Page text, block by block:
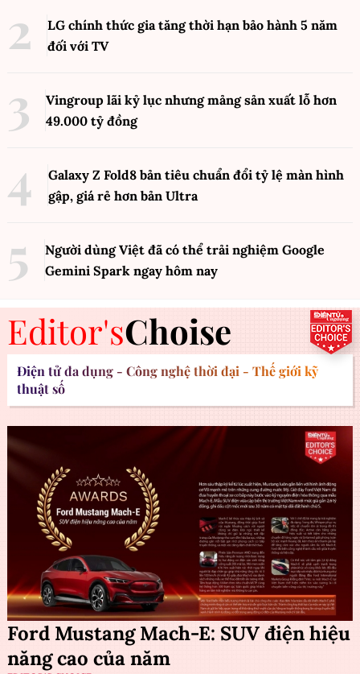
LG chính thức gia tăng thời hạn bảo hành 5 năm
đối với TV
Vingroup lãi kỷ lục nhưng mảng sản xuất lỗ hơn
49.000 tỷ đồng
Galaxy Z Fold8 bản tiêu chuẩn đổi tỷ lệ màn hình
gập, giá rẻ hơn bản Ultra
Người dùng Việt đã có thể trải nghiệm Google
Gemini Spark ngay hôm nay
Editor'sChoise
Điện tử đa dụng - Công nghệ thời đại - Thế giới kỹ
thuật số
Ford Mustang Mach-E: SUV điện hiệu
năng cao của năm